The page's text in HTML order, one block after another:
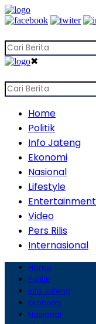
✖
Home
Politik
Info Jateng
Ekonomi
Nasional
Lifestyle
Entertainment
Video
Pers Rilis
Internasional
Home
Politik
Info Jateng
Ekonomi
Nasional